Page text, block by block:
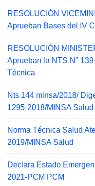
RESOLUCIÓN
Aprueban Bases del IV
RESOLUCIÓN
Aprueban la NTS N°
Técnica
Nts 144 minsa/2018/
1295-2018/MINSA Salud
Norma Técnica Salud
2019/MINSA Salud
Declara Estado
2021-PCM PCM